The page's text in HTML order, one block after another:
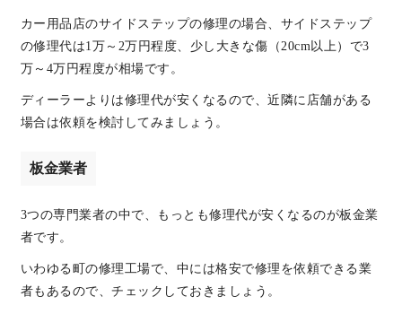
カー用品店のサイドステップの修理の場合、サイドステップ
の修理代は1万～2万円程度、少し大きな傷（20cm以上）で3
万～4万円程度が相場です。
ディーラーよりは修理代が安くなるので、近隣に店舗がある
場合は依頼を検討してみましょう。
板金業者
3つの専門業者の中で、もっとも修理代が安くなるのが板金業
者です。
いわゆる町の修理工場で、中には格安で修理を依頼できる業
者もあるので、チェックしておきましょう。